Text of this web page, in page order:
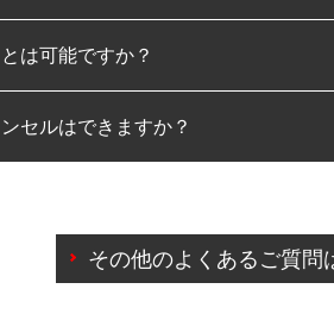
なります。
は可能ですか？
能です。
セルはできますか？
よりご予約のキャンセルをご希望の
その他のよくあるご質問